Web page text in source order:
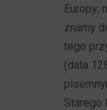
Europy;
znamy
tego
(data
Starego